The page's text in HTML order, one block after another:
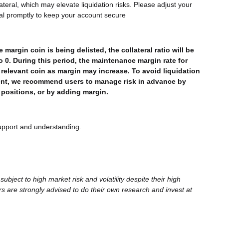
which may elevate liquidation risks. Please adjust your
promptly to keep your account secure
margin coin is being delisted, the collateral ratio will be
0. During this period, the maintenance margin rate for
coin as margin may increase. To avoid liquidation
we recommend users to manage risk in advance by
or by adding margin.
and understanding.
to high market risk and volatility despite their high
are strongly advised to do their own research and invest at